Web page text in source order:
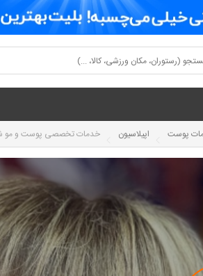
پوست اپیلاسیون خدمات تخصصی پوست و مو